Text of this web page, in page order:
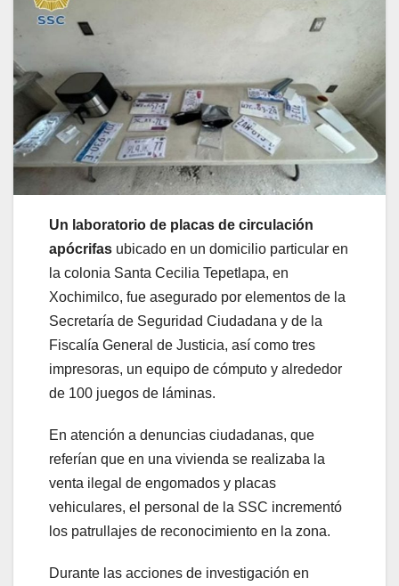
Un laboratorio de placas de circulación
apócrifas ubicado en un domicilio particular en
la colonia Santa Cecilia Tepetlapa, en
Xochimilco, fue asegurado por elementos de la
Secretaría de Seguridad Ciudadana y de la
Fiscalía General de Justicia, así como tres
impresoras, un equipo de cómputo y alrededor
de 100 juegos de láminas.
En atención a denuncias ciudadanas, que
referían que en una vivienda se realizaba la
venta ilegal de engomados y placas
vehiculares, el personal de la SSC incrementó
los patrullajes de reconocimiento en la zona.
Durante las acciones de investigación en